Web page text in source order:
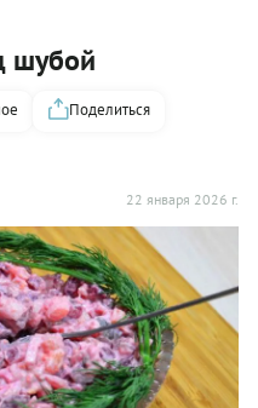
шубой
22 января 2026 г.
Поделиться